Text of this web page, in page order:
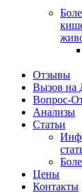
Отзывы
Вызов на
Вопрос-
Анализы
Cтатьи
Цены
Контакты